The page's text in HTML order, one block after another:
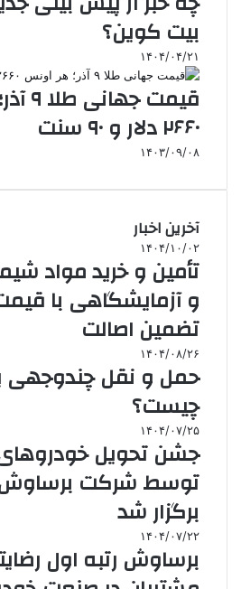
بیت کوین؟
۱۴۰۴/۰۴/۲۱
قیمت
۲۶۶۰ دلار و ۹۰ سنت
۱۴۰۳/۰۹/۰۸
آخرین اخبار
۱۴۰۴/۱۰/۰۲
تأمین و خرید مواد
و آزمایشگاهی با
تضمین اصالت
۱۴۰۴/۰۸/۲۶
حمل و نقل چندوجهی
چیست؟
۱۴۰۴/۰۷/۲۵
جشن تحویل خودروهای
توسط شرکت برساوش
برگزار شد
۱۴۰۴/۰۷/۲۲
برساوش رتبه اول